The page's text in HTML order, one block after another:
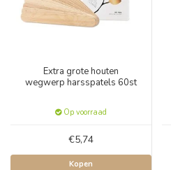
Extra grote houten
wegwerp harsspatels 60st
Op voorraad
€5,74
Kopen